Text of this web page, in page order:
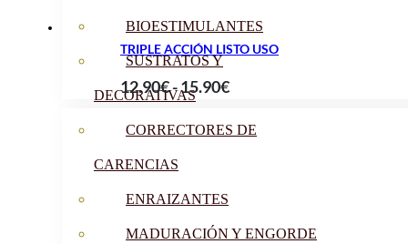
BIOESTIMULANTES
SUSTRATOS Y
DECORATIVAS
CORRECTORES DE
CARENCIAS
ENRAIZANTES
MADURACIÓN Y ENGORDE
TRIPLE ACCIÓN LISTO USO
12.90€-15.90€Rango
precios:
15.90€